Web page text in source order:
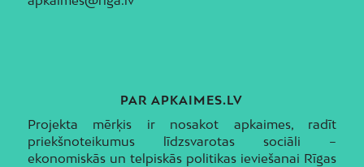
PAR APKAIMES.LV
Projekta mērķis ir nosakot apkaimes, radīt
priekšnoteikumus līdzsvarotas sociāli –
ekonomiskās un telpiskās politikas ieviešanai Rīgas